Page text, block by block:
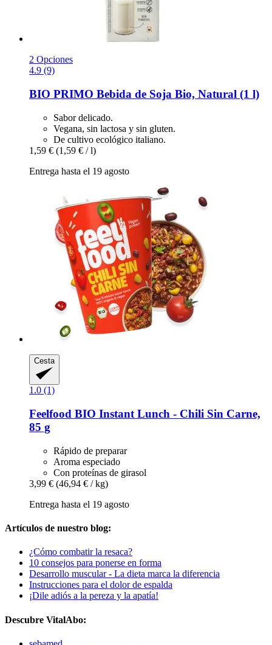
2 Opciones
4.9 (9)
BIO PRIMO Bebida de Soja Bio, Natural (1 l)
Sabor delicado.
Vegana, sin lactosa y sin gluten.
De cultivo ecológico italiano.
1,59 € (1,59 € / l)
Entrega hasta el 19 agosto
Cesta
1.0 (1)
Feelfood BIO Instant Lunch -​ Chili Sin Carne,
85 g
Rápido de preparar
Aroma especiado
Con proteínas de girasol
3,99 € (46,94 € / kg)
Entrega hasta el 19 agosto
Artículos de nuestro blog:
¿Cómo combatir la resaca?
10 consejos para ponerse en forma
Desarrollo muscular - La dieta marca la diferencia
Instrucciones para el dolor de espalda
¡Dile adiós a la pereza y la apatía!
Descubre VitalAbo: